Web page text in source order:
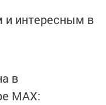
интересным в
в
MАХ: